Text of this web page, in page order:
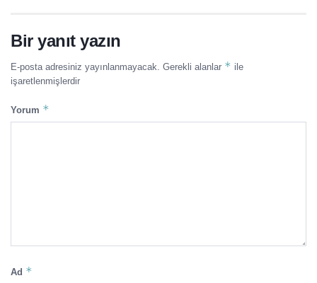
Bir yanıt yazın
E-posta adresiniz yayınlanmayacak. Gerekli alanlar * ile
işaretlenmişlerdir
Yorum *
Ad *